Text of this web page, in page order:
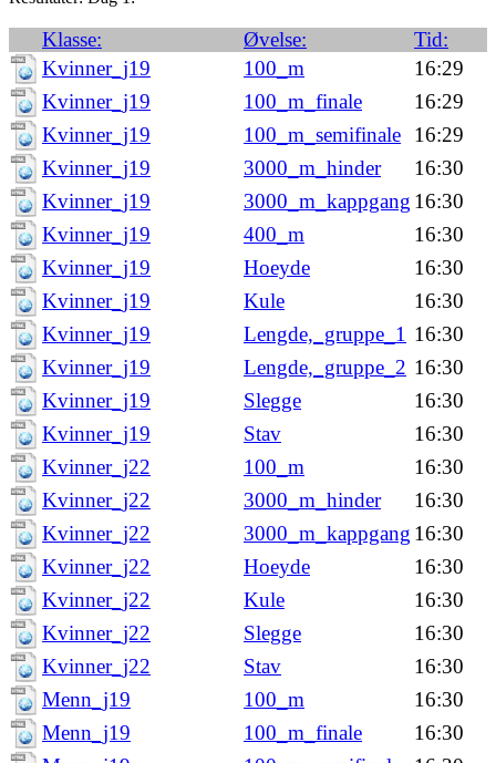
Klasse: Øvelse:
Tid:
Kvinner_j19
100_m
16:29
Kvinner_j19
100_m_finale
16:29
Kvinner_j19
100_m_semifinale
16:29
Kvinner_j19
3000_m_hinder
16:30
Kvinner_j19
3000_m_kappgang 16:30
Kvinner_j19
400_m
16:30
Kvinner_j19
Hoeyde
16:30
Kvinner_j19
Kule
16:30
Kvinner_j19
Lengde,_gruppe_1 16:30
Kvinner_j19
Lengde,_gruppe_2 16:30
Kvinner_j19
Slegge
16:30
Kvinner_j19
Stav
16:30
Kvinner_j22
100_m
16:30
Kvinner_j22
3000_m_hinder
16:30
Kvinner_j22
3000_m_kappgang 16:30
Kvinner_j22
Hoeyde
16:30
Kvinner_j22
Kule
16:30
Kvinner_j22
Slegge
16:30
Kvinner_j22
Stav
16:30
Menn_j19
100_m
16:30
Menn_j19
100_m_finale
16:30